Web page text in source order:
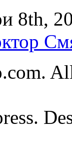
8th,